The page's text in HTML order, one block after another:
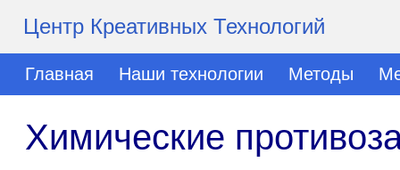
Центр Креативных Технологий
Главная Наши технологии Методы
Химические